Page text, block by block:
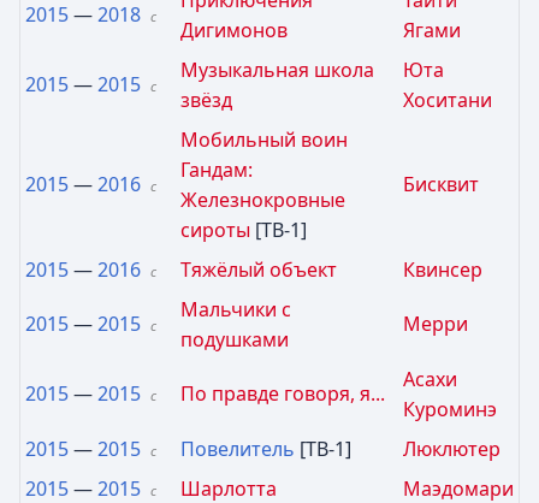
2015—2018 с
Дигимонов
Ягами
2015—2015 с
Музыкальная школа
звёзд
Юта
Хоситани
2015—2016 с
Мобильный воин
Гандам:
Железнокровные
сироты [ТВ-1]
Бисквит
2015—2016 с Тяжёлый объект Квинсер
2015—2015 с
Мальчики с
подушками
Мерри
2015—2015 с По правде говоря, я...
Асахи
Куроминэ
2015—2015 с Повелитель [ТВ-1]
Люклютер
2015—2015 с Шарлотта Маэдомари